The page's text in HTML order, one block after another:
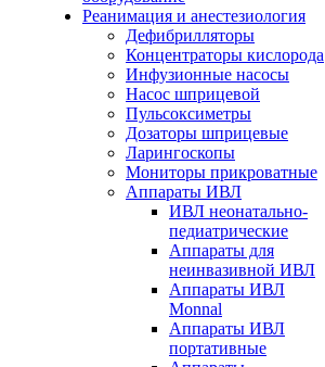
Реанимация и анестезиология
Дефибрилляторы
Концентраторы кислорода
Инфузионные насосы
Насос шприцевой
Пульсоксиметры
Дозаторы шприцевые
Ларингоскопы
Мониторы прикроватные
Аппараты ИВЛ
ИВЛ неонатально-
педиатрические
Аппараты для
неинвазивной ИВЛ
Аппараты ИВЛ
Monnal
Аппараты ИВЛ
портативные